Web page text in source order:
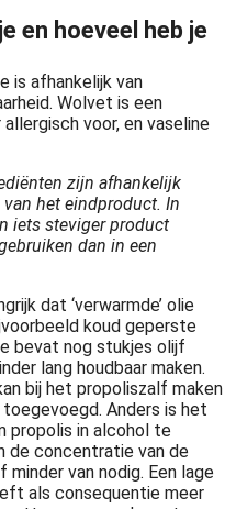
en hoeveel heb je
is afhankelijk van
Wolvet is een
voor, en vaseline
zijn afhankelijk
het eindproduct. In
iets steviger product
dan in een
dat ‘verwarmde’ olie
koud geperste
bevat nog stukjes olijf
lang houdbaar maken.
bij het propoliszalf maken
Anders is het
propolis in alcohol te
de concentratie van de
van nodig. Een lage
als consequentie meer